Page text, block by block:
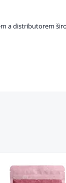
a distributorem